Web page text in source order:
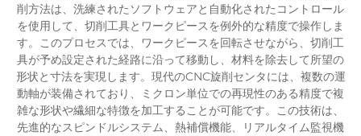
削方法は、洗練されたソフトウェアと自動化されたコントロール
を使用して、切削工具とワークピースを例外的な精度で操作しま
す。このプロセスでは、ワークピースを回転させながら、切削工
具が予め設定された経路に沿って移動し、材料を除去して所望の
形状と寸法を実現します。現代のCNC旋削センタには、複数の運
動軸が装備されており、ミクロン単位での再現性のある精度で複
雑な形状や繊細な特徴を加工することが可能です。この技術は、
先進的なスピンドルシステム、熱補償機能、リアルタイム監視機